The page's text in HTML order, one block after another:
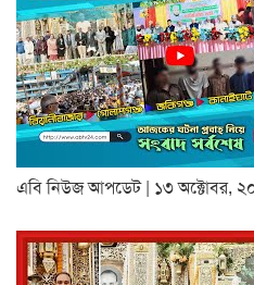
এবি নিউজ আপডেট | ১৩ অক্টোবর,